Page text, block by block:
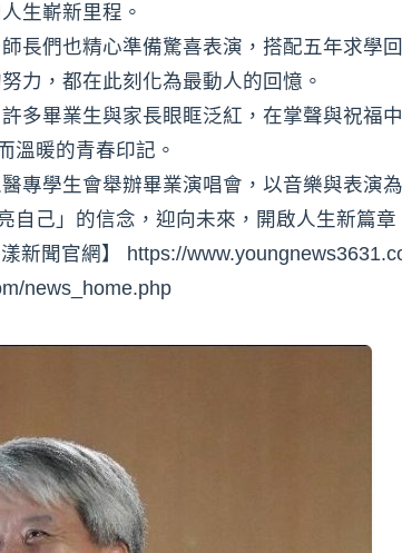
生嶄新里程。
長們也精心準備驚喜表演，搭配五年求學
力，都在此刻化為最動人的回憶。
多畢業生與家長眼眶泛紅，在掌聲與祝福
溫暖的青春印記。
專學生會舉辦畢業演唱會，以音樂與表演
己」的信念，迎向未來，開啟人生新篇章
新聞官網】 https://
news_home.php